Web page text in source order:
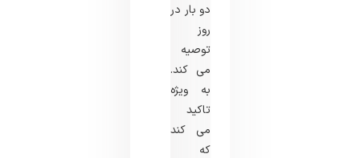
دو بار در
روز
توصیه
می‌ کند.
به ‌ویژه
تاکید
می ‌کند
که